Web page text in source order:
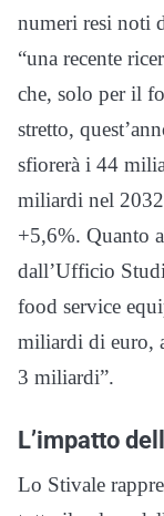
numeri resi noti
“una recente
che, solo per il
stretto,
sfiorerà i 44
miliardi nel
+5,6%. Quanto
dall’Ufficio
food service
miliardi di euro,
3 miliardi”.
L’impatto
Lo Stivale